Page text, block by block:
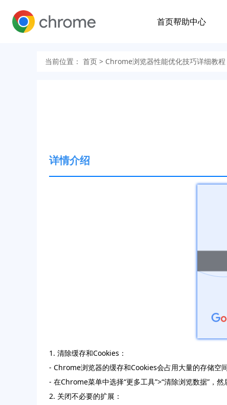
首页帮助中心
当前位置： 首页 > Chrome浏览器性能优化技巧详细教程
详情介绍
1. 清除缓存和Cookies：
- Chrome浏览器的缓存和Cookies会占用大量的存储空
- 在Chrome菜单中选择“更多工具”>“清除浏览数据”，然
2. 关闭不必要的扩展：